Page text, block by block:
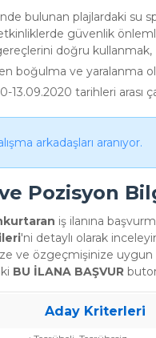
bulunan plajlardaki su
etkinliklerde güvenlik
doğru kullanmak,
boğulma ve yaralanma
13.09.2020 tarihleri arası
arkadaşları aranıyor.
Pozisyon
iş ilanına
'ni detaylı olarak
ve özgeçmişinize uygun
BU İLANA BAŞVUR
Aday Kriterleri